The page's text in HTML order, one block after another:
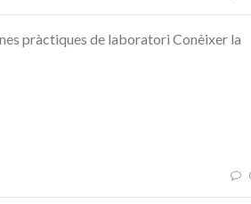
pràctiques de laboratori Conèixer la